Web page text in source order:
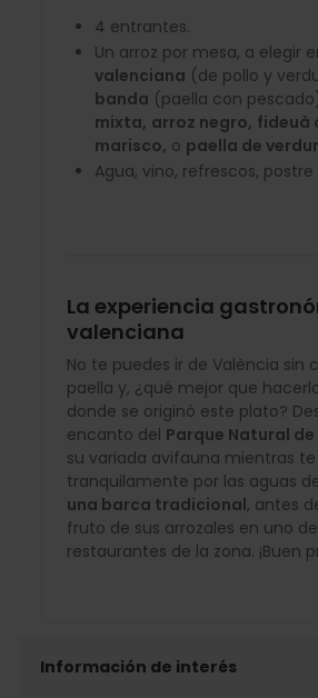
4 entrantes.
Un arroz por mesa, a elegir
valenciana (de pollo y
banda (paella con
mixta, arroz negro, fideuà
marisco, o paella de
Agua, vino, refrescos, postre
La experiencia
valenciana
No te puedes ir de València sin
paella y, ¿qué mejor que
donde se originó este plato?
encanto del Parque Natural de
su variada avifauna mientras te
tranquilamente por las aguas
una barca tradicional, antes
fruto de sus arrozales en uno
restaurantes de la zona. ¡Buen
Información de interés